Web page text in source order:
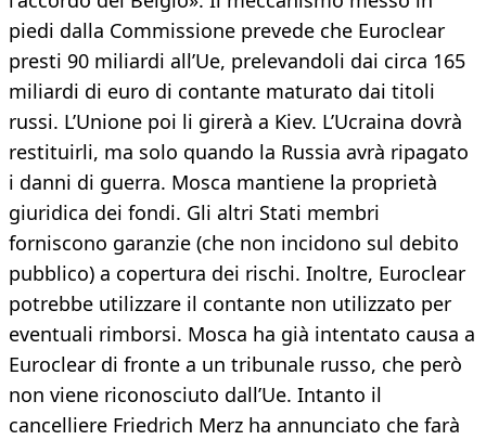
piedi dalla Commissione prevede che Euroclear
presti 90 miliardi all’Ue, prelevandoli dai circa 165
miliardi di euro di contante maturato dai titoli
russi. L’Unione poi li girerà a Kiev. L’Ucraina dovrà
restituirli, ma solo quando la Russia avrà ripagato
i danni di guerra. Mosca mantiene la proprietà
giuridica dei fondi. Gli altri Stati membri
forniscono garanzie (che non incidono sul debito
pubblico) a copertura dei rischi. Inoltre, Euroclear
potrebbe utilizzare il contante non utilizzato per
eventuali rimborsi. Mosca ha già intentato causa a
Euroclear di fronte a un tribunale russo, che però
non viene riconosciuto dall’Ue. Intanto il
cancelliere Friedrich Merz ha annunciato che farà